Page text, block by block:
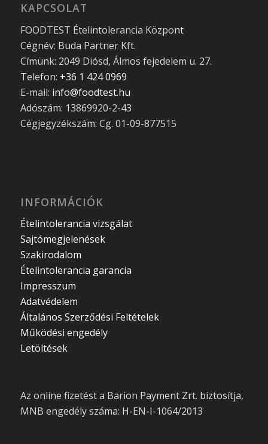
KAPCSOLAT
FOODTEST Ételintolerancia Központ
Cégnév: Buda Partner Kft.
Címünk: 2049 Diósd, Álmos fejedelem u. 27.
Telefon: +36 1 424 0969
E-mail: info@foodtest.hu
Adószám: 13869920-2-43
Cégjegyzékszám: Cg. 01-09-877515
INFORMÁCIÓK
Ételintolerancia vizsgálat
Sajtómegjelenések
Szakirodalom
Ételintolerancia garancia
Impresszum
Adatvédelem
Általános Szerződési Feltételek
Működési engedély
Letöltések
Az online fizetést a Barion Payment Zrt. biztosítja,
MNB engedély száma: H-EN-I-1064/2013